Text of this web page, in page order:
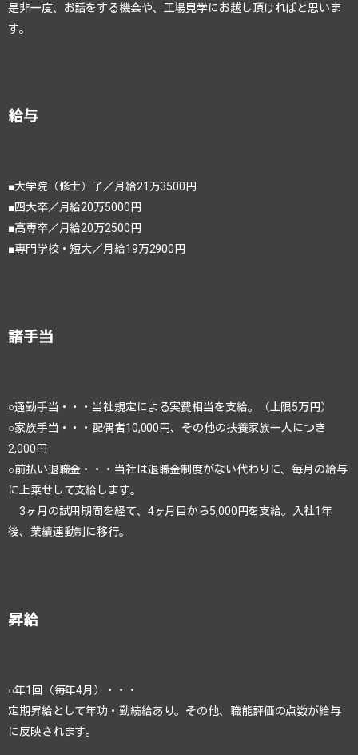
是非一度、お話をする機会や、工場見学にお越し頂ければと思いま
す。
給与
■大学院（修士）了／月給21万3500円
■四大卒／月給20万5000円
■高専卒／月給20万2500円
■専門学校・短大／月給19万2900円
諸手当
○通勤手当・・・当社規定による実費相当を支給。（上限5万円）
○家族手当・・・配偶者10,000円、その他の扶養家族一人につき
2,000円
○前払い退職金・・・当社は退職金制度がない代わりに、毎月の給与
に上乗せして支給します。
3ヶ月の試用期間を経て、4ヶ月目から5,000円を支給。入社1年
後、業績連動制に移行。
昇給
○年1回（毎年4月）・・・
定期昇給として年功・勤続給あり。その他、職能評価の点数が給与
に反映されます。